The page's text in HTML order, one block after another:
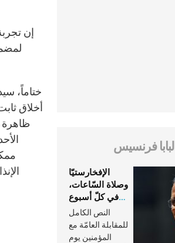
أخلاق
ظاهرة
البابا فرنسيس
الإفخارستيّا
وصلاة السّاعات،
في كلّ أسبوع
وكلّ يوم، هما
النَّفَس في حياة
الكنيسة
النص الكامل
للمقابلة العامّة مع
المؤمنين يوم